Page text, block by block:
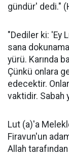
gündür' dedi."
"Dediler ki: 'Ey
sana
yürü. Karında
Çünkü onlara
edecektir.
vaktidir. Sabah
Lut (a)'a
Firavun'un
Allah